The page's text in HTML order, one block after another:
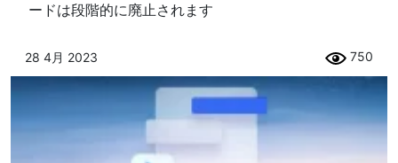
ードは段階的に廃止されます
28 4月 2023 750